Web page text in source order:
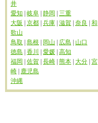
井
愛知
岐阜 静岡
三重
大阪
京都 兵庫 滋賀 奈良
和
歌山
鳥取
島根 岡山 広島
山口
徳島
香川 愛媛 高知
福岡
佐賀 長崎 熊本 大分 宮
崎
鹿児島
沖縄